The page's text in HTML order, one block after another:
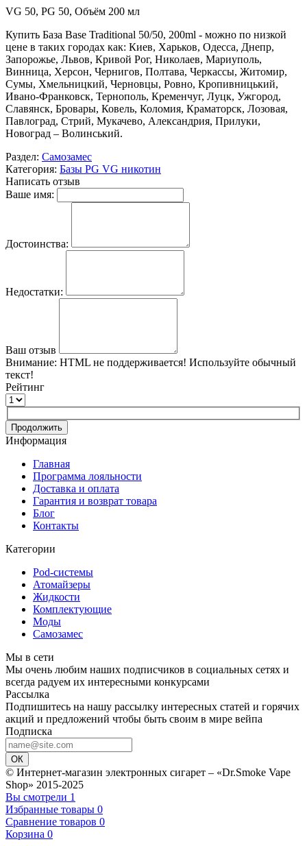
VG 50, PG 50, Объём 200 мл
Купить База Base Traditional 50/50, 200ml - можно по низкой
цене в таких городах как: Киев, Харьков, Одесса, Днепр,
Запорожье, Львов, Кривой Рог, Николаев, Мариуполь,
Винница, Херсон, Чернигов, Полтава, Черкассы, Житомир,
Сумы, Хмельницкий, Черновцы, Ровно, Кропивницький,
Ивано-Франковск, Тернополь, Кременчуг, Луцк, Ужгород,
Славянск, Бровары, Ковель, Коломия, Краматорск, Лозовая,
Павлоград, Стрий, Мукачево, Александрия, Прилуки,
Новоград – Волинський.
Раздел: Самозамес
Категория: Базы PG VG никотин
Написать отзыв
Ваше имя:
Достоинства:
Недостатки:
Ваш отзыв
Внимание: HTML не поддерживается! Используйте обычный
текст!
Рейтинг
Продолжить
Информация
Главная
Программа лояльности
Доставка и оплата
Гарантия и возврат товара
Блог
Контакты
Категории
Pod-системы
Атомайзеры
Жидкости
Комплектующие
Моды
Самозамес
Мы в сети
Мы очень любим наших подписчиков в социальных сетях и
всегда радуем их интересными конкурсами
Рассылка
Подпишитесь на нашу рассылку интересных статей и горячих
акций и предложений чтобы быть своим в мире вейпа
Подписка
ОК
© Интернет-магазин электронных сигарет – «Dr.Smoke Vape
Shop» 2015-2025
Вы смотрели 1
Избранные товары 0
Сравнение товаров 0
Корзина 0